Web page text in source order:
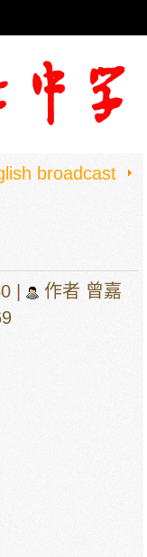
broadcast
|
作者 曾嘉